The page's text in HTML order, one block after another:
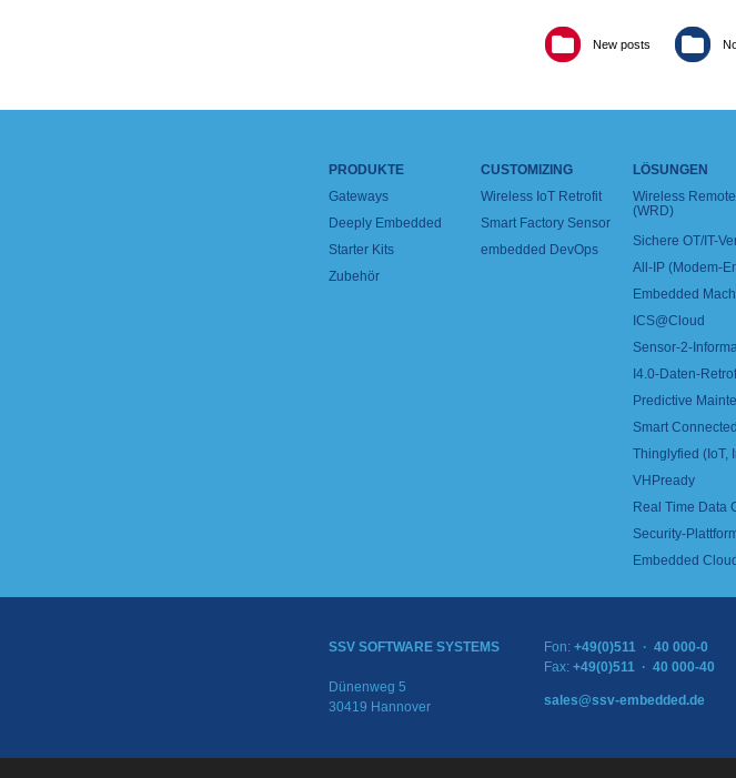
New posts
PRODUKTE
Gateways
Deeply Embedded
Starter Kits
Zubehör
CUSTOMIZING
Wireless IoT Retrofit
Smart Factory Sensor
embedded DevOps
LÖSUNGEN
Wireless
(WRD)
Sichere OT/IT-
All-IP (Modem-
Embedded
ICS@Cloud
Sensor-2-
I4.0-Daten-
Predictive
Smart
Thinglyfied (IoT,
VHPready
Real Time Data
Security-
Embedded
SSV SOFTWARE SYSTEMS
Dünenweg 5
30419 Hannover
Fon: +49(0)511 · 40 000-0
Fax: +49(0)511 · 40 000-40
sales@ssv-embedded.de